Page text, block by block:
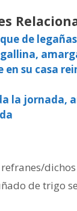
de
en su casa
la jornada,
refranes/
de trigo